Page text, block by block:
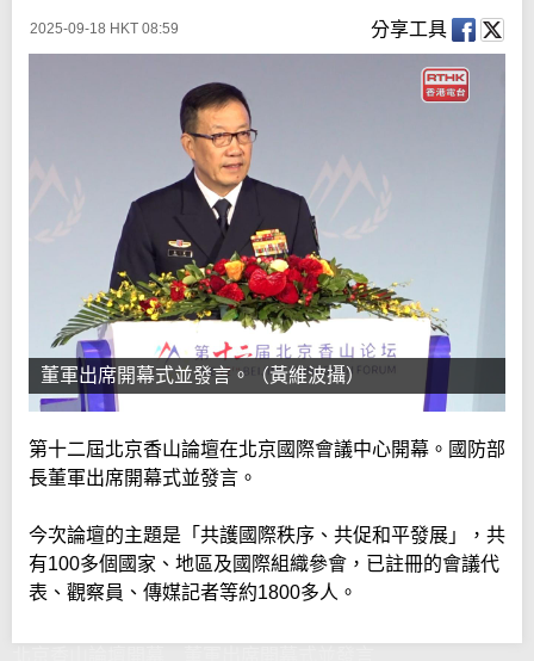
2025-09-18 HKT 08:59 分享工具
董軍出席開幕式並發言。（黃維波攝）
第十二屆北京香山論壇在北京國際會議中心開幕。國防部
長董軍出席開幕式並發言。
今次論壇的主題是「共護國際秩序、共促和平發展」，共
有100多個國家、地區及國際組織參會，已註冊的會議代
表、觀察員、傳媒記者等約1800多人。